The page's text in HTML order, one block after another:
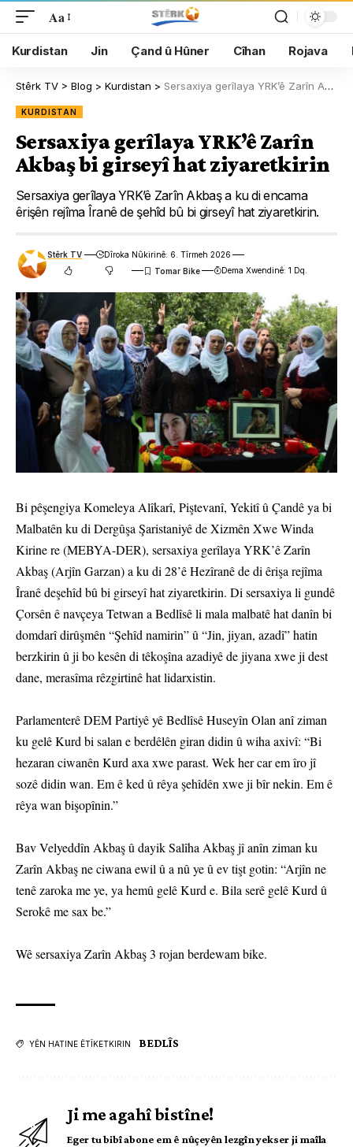
Aa
Kurdistan Jin Çand û Hûner Cîhan Rojava
Stêrk TV > Blog > Kurdistan > Sersaxiya gerîlaya YRK’ê Zarîn Akbaş bi girseyî hat ziyaretkirin
KURDISTAN
Sersaxiya gerîlaya YRK’ê Zarîn
Akbaş bi girseyî hat ziyaretkirin
Sersaxiya gerîlaya YRK’ê Zarîn Akbaş a ku di encama
êrişên rejîma Îranê de şehîd bû bi girseyî hat ziyaretkirin.
Stêrk TV
Dîroka Nûkirinê: 6. Tîrmeh 2026
Dema Xwendinê: 1 Dq.
Bi pêşengiya Komeleya Alîkarî, Piştevanî, Yekitî û Çandê ya bi
Malbatên ku di Dergûşa Şaristaniyê de Xizmên Xwe Winda
Kirine re (MEBYA-DER), sersaxiya gerîlaya YRK’ê Zarîn
Akbaş (Arjîn Garzan) a ku di 28’ê Hezîranê de di êrişa rejîma
Îranê deşehîd bû bi girseyî hat ziyaretkirin. Di sersaxiya li gundê
Çorsên ê navçeya Tetwan a Bedlîsê li mala malbatê hat danîn bi
domdarî dirûşmên “Şehîd namirin” û “Jin, jiyan, azadî” hatin
berzkirin û ji bo kesên di têkoşîna azadiyê de jiyana xwe ji dest
dane, merasîma rêzgirtinê hat lidarxistin.
Parlamenterê DEM Partiyê yê Bedlîsê Huseyîn Olan anî ziman
ku gelê Kurd bi salan e berdêlên giran didin û wiha axivî: “Bi
hezaran ciwanên Kurd axa xwe parast. Wek her car em îro jî
sozê didin wan. Em ê ked û rêya şehîdên xwe ji bîr nekin. Em ê
rêya wan bişopînin.”
Bav Velyeddîn Akbaş û dayik Salîha Akbaş jî anîn ziman ku
Zarîn Akbaş ne ciwana ewil û a nû ye û ev tişt gotin: “Arjîn ne
tenê zaroka me ye, ya hemû gelê Kurd e. Bila serê gelê Kurd û
Serokê me sax be.”
Wê sersaxiya Zarîn Akbaş 3 rojan berdewam bike.
YÊN HATINE ÊTÎKETKIRIN BEDLÎS
Ji me agahî bistîne!
Eger tu bibî abone em ê nûçeyên lezgîn yekser ji maîla